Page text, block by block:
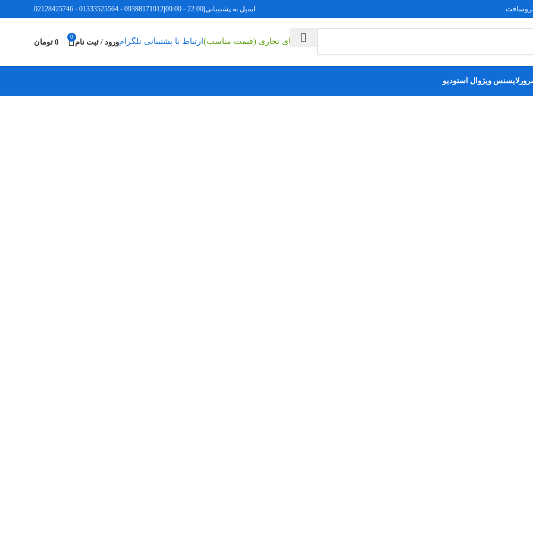
ایمیل به پشتیبانی|
22:00 - 09:00
|
09388171912
-
01333525564
-
02128425746
راهکارهای تجاری (قیمت مناسب)ارتباط با پشتیبانی تلگرامورود / ثبت نام 0
0 تومان
لایسنس ویژوال استودیولایسنس پروجکت
مکمل‌های ویندوز